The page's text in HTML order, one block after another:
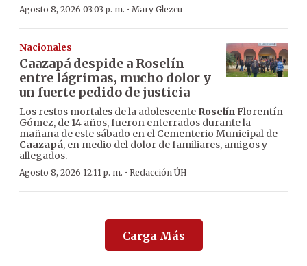
Agosto 8, 2026 03:03 p. m. · Mary Glezcu
Nacionales
Caazapá despide a Roselín
entre lágrimas, mucho dolor y
un fuerte pedido de justicia
Los restos mortales de la adolescente RoselínFlorentín
Gómez, de 14 años, fueron enterrados durante la
mañana de este sábado en el Cementerio Municipal de
Caazapá, en medio del dolor de familiares, amigos y
allegados.
Agosto 8, 2026 12:11 p. m. · Redacción ÚH
Carga Más